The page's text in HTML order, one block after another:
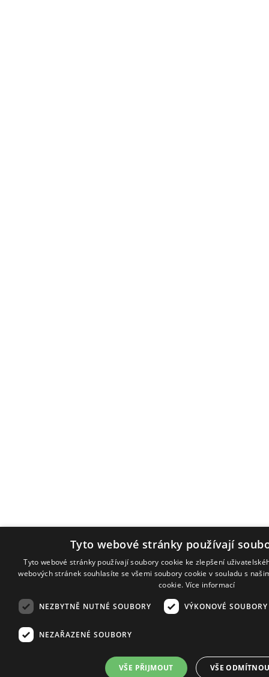
Tyto webové stránky používají
Tyto webové stránky používají soubory cookie ke zlepšení
webových stránek souhlasíte se všemi soubory cookie v souladu s
cookie. Více informací
NEZBYTNĚ NUTNÉ SOUBORY VÝKONOVÉ SOUBORY
NEZAŘAZENÉ SOUBORY
VŠE PŘIJMOUT VŠE